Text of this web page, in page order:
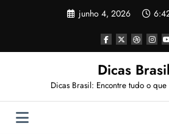
junho 4, 2026
Dicas Brasil
Dicas Brasil: Encontre tudo o